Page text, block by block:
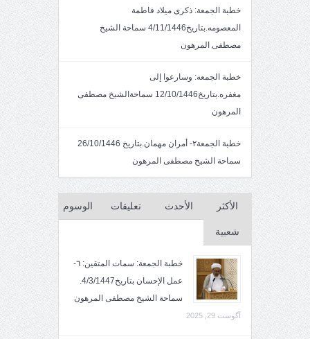
خطبة الجمعة: ذكرى ميلاد فاطمة
المعصومه.بتاريخ4/11/1446 سماحة الشيخ
مصطفى المرهون
خطبة الجمعه: وسارعوا إلى
مغفره.بتاريخ12/10/1446 سماحةالشيخ مصطفى
المرهون
خطبة الجمعة٢- أمران مهمان.بتاريخ 26/10/1446
سماحة الشيخ مصطفى المرهون
الأكثر
شعبية
الأحدث تعليقات الوسوم
خطبة الجمعة: سمات المتقين: ٦-
عمل الإحسان بتاريخ4/3/1447.
سماحة الشيخ مصطفى المرهون
آگوست 29, 2025